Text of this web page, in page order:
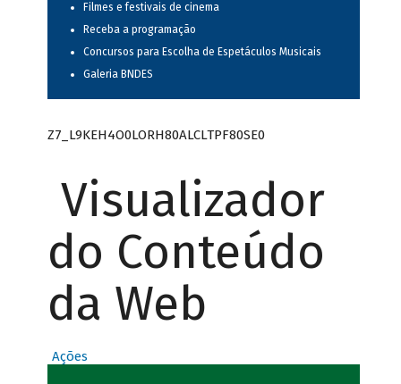
Filmes e festivais de cinema
Receba a programação
Concursos para Escolha de Espetáculos Musicais
Galeria BNDES
Z7_L9KEH4O0LORH80ALCLTPF80SE0
Visualizador
do Conteúdo
da Web
Ações